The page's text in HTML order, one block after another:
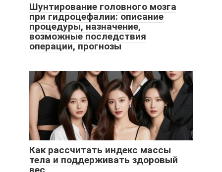
Шунтирование головного мозга
при гидроцефалии: описание
процедуры, назначение,
возможные последствия
операции, прогнозы
Как рассчитать индекс массы
тела и поддерживать здоровый
вес